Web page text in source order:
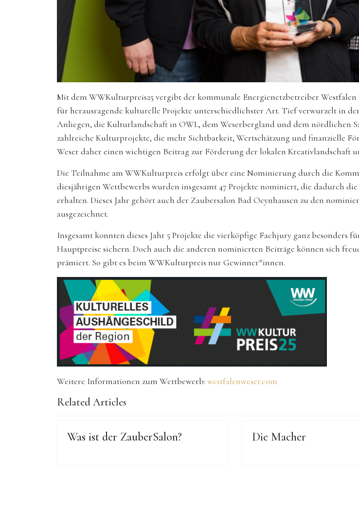
Mit dem WWKulturpreis25 vergibt der kommunale Energienetzbetreiber
für herausragende kulturelle Projekte unterschiedlichster Art. Tief verwurzelt in
Anliegen, die Kulturlandschaft in OWL, dem Weserbergland und dem nördlichen
zahlreiche Kulturprojekte, die mehr Sichtbarkeit, Wertschätzung und finanzielle
Weser daher einen wichtigen Beitrag zur Förderung der lokalen Kreativlandschaft
Die Teilnahme am WWKulturpreis erfolgt über eine Nominierung durch die
diesjährigen Wettbewerbs wurden insgesamt 47 Projekte nominiert, die dadurch
erhalten. Dieses Jahr gehört auch der Zaubersalon Bad Oeynhausen zu den
ausgezeichnet.
Insgesamt konnten dieses Jahr 5 Projekte die vierköpfige Fachjury ganz besonders
Hauptpreise sichern. Doch auch die anderen nominierten Beiträge können sich
prämiert. So gibt es beim WWKulturpreis nur Gewinner*innen.
Weitere Informationen zum Wettbewerb: westfalenweser.com
Related Articles
Was ist der ZauberSalon? Die Macher